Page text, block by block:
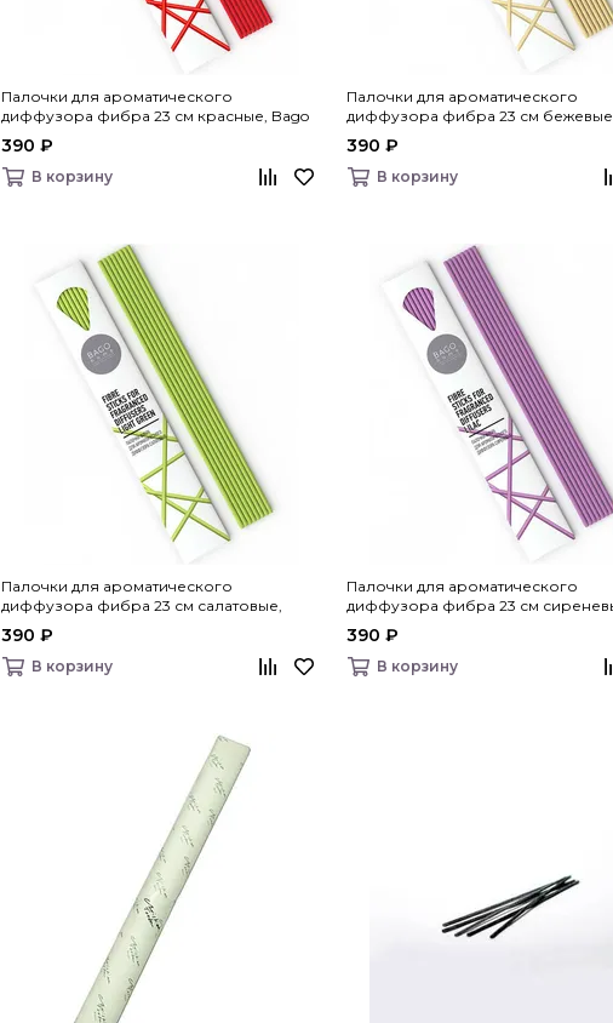
Палочки для ароматического
диффузора фибра 23 см красные, Bago
390 ₽
В корзину
Палочки для ароматического
диффузора фибра 23 см
390 ₽
В корзину
Палочки для ароматического
диффузора фибра 23 см салатовые,
390 ₽
В корзину
Палочки для ароматического
диффузора фибра 23 см
390 ₽
В корзину